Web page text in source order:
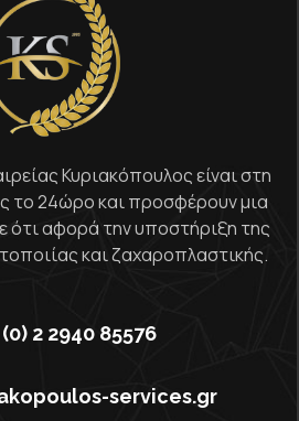
Κυριακόπουλος είναι στη
το 24ώρο και προσφέρουν μια
ότι αφορά την υποστήριξη της
και ζαχαροπλαστικής.
(0) 2 2940 85576
services.gr